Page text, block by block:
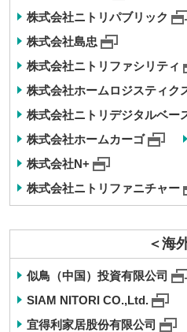
株式会社ニトリパブリック
株式会社島忠
株式会社ニトリファシリティ
株式会社ホームロジスティク
株式会社ニトリデジタルベー
株式会社ホームカーゴ
株式会社N+
株式会社ニトリファニチャー
＜海
似鳥（中国）投資有限公司
SIAM NITORI CO.,Ltd.
宜得利家居股份有限公司